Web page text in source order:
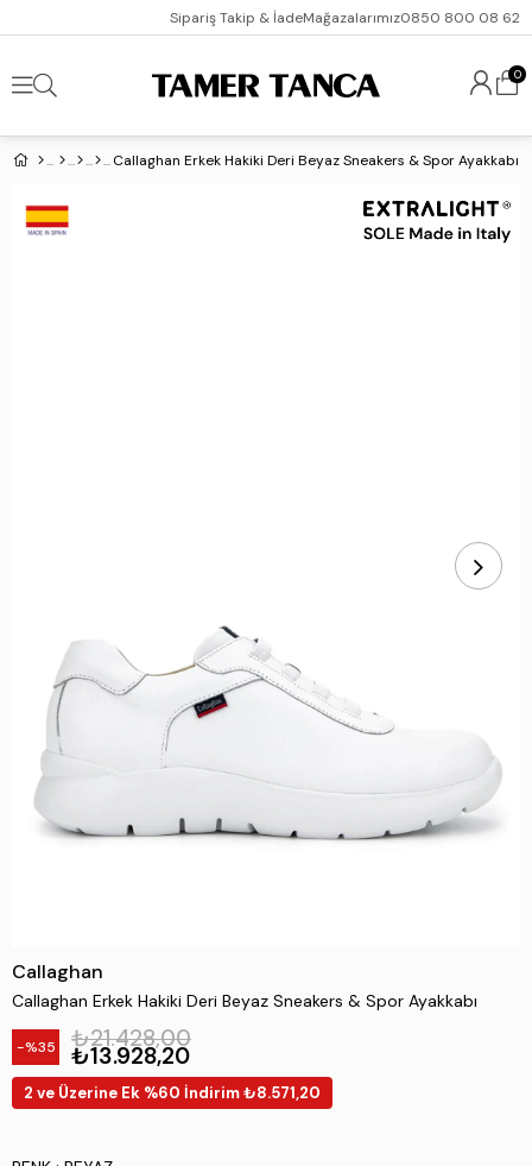
Sipariş Takip & İadeMağazalarımız0850 800 08 62
0
Callaghan Erkek Hakiki Deri Beyaz Sneakers & Spor Ayakkabı
Callaghan
Callaghan Erkek Hakiki Deri Beyaz Sneakers & Spor Ayakkabı
35 ₺21.428,00
₺13.928,20
2 ve Üzerine Ek %60 İndirim ₺8.571,20